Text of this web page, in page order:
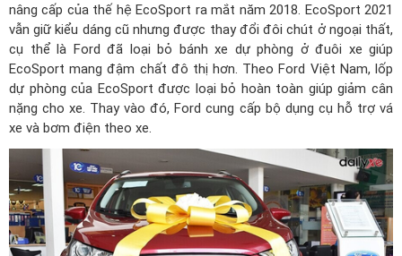
nâng cấp của thế hệ EcoSport ra mắt năm 2018. EcoSport 2021
vẫn giữ kiểu dáng cũ nhưng được thay đổi đôi chút ở ngoại thất,
cụ thể là Ford đã loại bỏ bánh xe dự phòng ở đuôi xe giúp
EcoSport mang đậm chất đô thị hơn. Theo Ford Việt Nam, lốp
dự phòng của EcoSport được loại bỏ hoàn toàn giúp giảm cân
nặng cho xe. Thay vào đó, Ford cung cấp bộ dụng cụ hỗ trợ vá
xe và bơm điện theo xe.